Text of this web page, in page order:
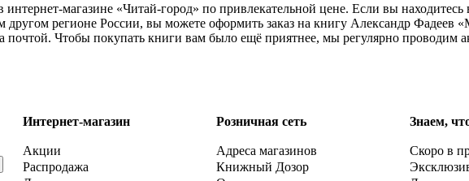
магазине «Читай-город» по привлекательной цене. Если вы
регионе России, вы можете оформить заказ на книгу Александр Фадеев
почтой. Чтобы покупать книги вам было ещё приятнее, мы регулярно проводим
Интернет-магазин
Акции
Распродажа
Розничная сеть
Адреса магазинов
Книжный Дозор
Знаем,
Скоро в